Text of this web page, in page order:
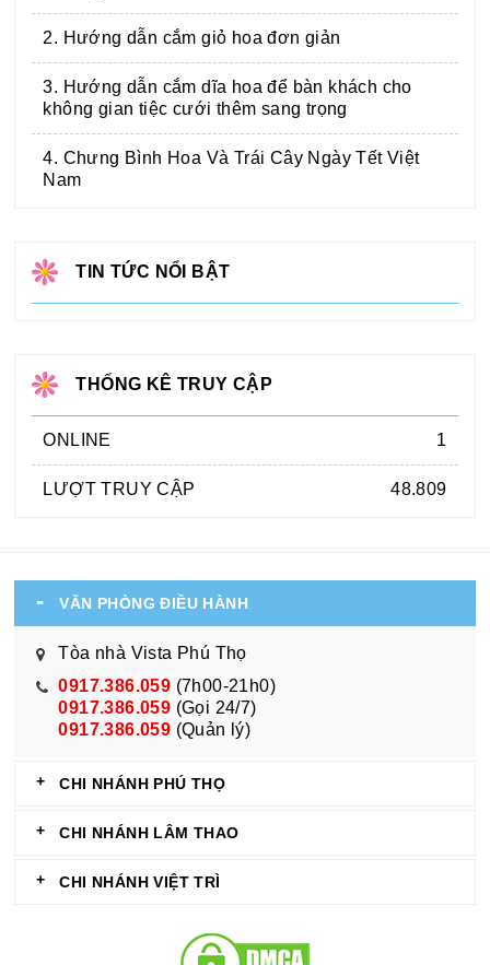
2. Hướng dẫn cắm giỏ hoa đơn giản
3. Hướng dẫn cắm dĩa hoa để bàn khách cho
không gian tiệc cưới thêm sang trọng
4. Chưng Bình Hoa Và Trái Cây Ngày Tết Việt
Nam
TIN TỨC NỔI BẬT
THỐNG KÊ TRUY CẬP
ONLINE 1
LƯỢT TRUY CẬP 48.809
VĂN PHÒNG ĐIỀU HÀNH
Tòa nhà Vista Phú Thọ
0917.386.059 (7h00-21h0)
0917.386.059 (Gọi 24/7)
0917.386.059 (Quản lý)
CHI NHÁNH PHÚ THỌ
CHI NHÁNH LÂM THAO
CHI NHÁNH VIỆT TRÌ